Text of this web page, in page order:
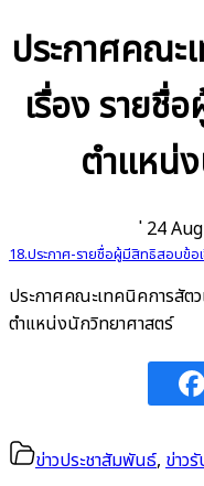
ประกาศคณะ
เรื่อง รายชื่
ตำแหน่
24
18.ประกาศ-รายชื่อผู้มีสิทธิสอบข้
ประกาศคณะเทคนิคการสัต
ตำแหน่งนักวิทยาศาสตร์
ข่าวประชาสัมพันธ์, ข่าว